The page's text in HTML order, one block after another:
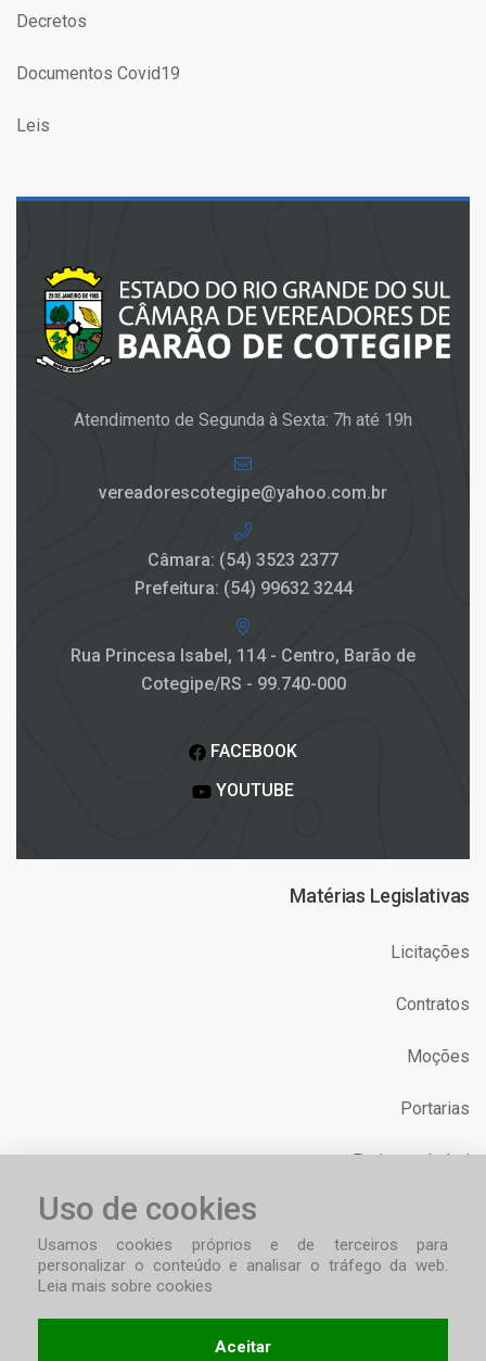
Decretos
Documentos Covid19
Leis
Atendimento de Segunda à Sexta: 7h até 19h
vereadorescotegipe@yahoo.com.br
Câmara: (54) 3523 2377
Prefeitura: (54) 99632 3244
Rua Princesa Isabel, 114 - Centro, Barão de
Cotegipe/RS - 99.740-000
FACEBOOK
YOUTUBE
Matérias Legislativas
Licitações
Contratos
Moções
Portarias
Projetos de Lei
Uso de cookies
Usamos cookies próprios e de terceiros para
personalizar o conteúdo e analisar o tráfego da web.
Leia mais sobre cookies
Aceitar